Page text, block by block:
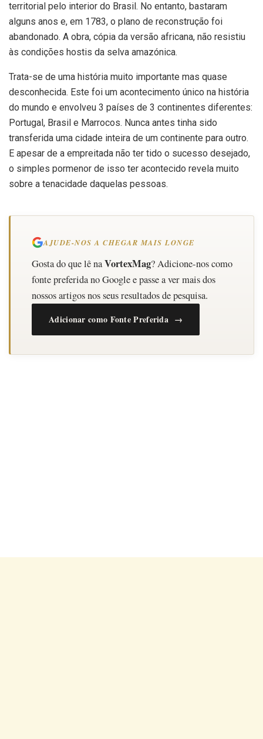
territorial pelo interior do Brasil. No entanto, bastaram
alguns anos e, em 1783, o plano de reconstrução foi
abandonado. A obra, cópia da versão africana, não resistiu
às condições hostis da selva amazónica.
Trata-se de uma história muito importante mas quase
desconhecida. Este foi um acontecimento único na história
do mundo e envolveu 3 países de 3 continentes diferentes:
Portugal, Brasil e Marrocos. Nunca antes tinha sido
transferida uma cidade inteira de um continente para outro.
E apesar de a empreitada não ter tido o sucesso desejado,
o simples pormenor de isso ter acontecido revela muito
sobre a tenacidade daquelas pessoas.
AJUDE-NOS A CHEGAR MAIS LONGE
Gosta do que lê naVortexMag? Adicione-nos como
fonte preferida no Google e passe a ver mais dos
nossos artigos nos seus resultados de pesquisa.
Adicionar como Fonte Preferida →